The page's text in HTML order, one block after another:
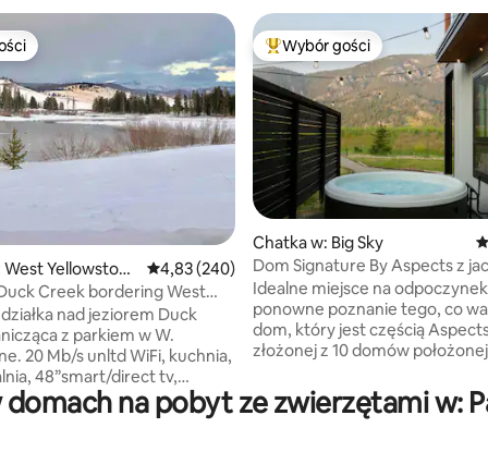
liczba recenzji: 744
Yellowstone
Średnia ocena: 4,83 na 5, liczba recenzji: 240
4,83 (240)
Creek bordering West
o
nad jeziorem Duck
z parkiem w W.
48”smart/direct tv,
ognisko, 1 bdrm z prywatną
40-calowy
Najpopularniejsze z kategorii
Wybór gości
Chatka w: Big Sky
Dom Signature By Aspects z
sauną i widokiem
Idealne miejsce na
ponowne poznanie tego, co
dom, który jest częścią
złożonej z 10 domów
na poziomie hotelowym oraz
prywatność i przestrzeń, które
na pobyt ze zwierzętami w: